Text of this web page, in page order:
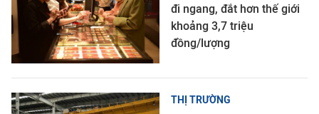
đi ngang, đắt hơn thế giới
khoảng 3,7 triệu
đồng/lượng
THỊ TRƯỜNG